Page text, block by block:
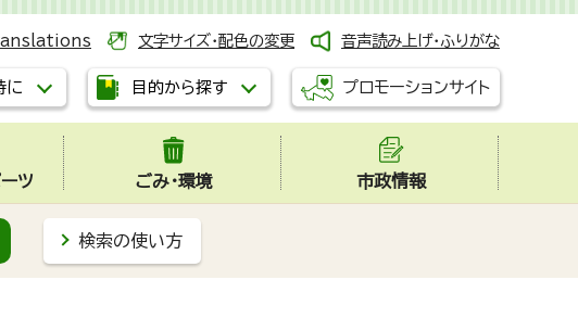
文字サイズ・配色の変更 音声読み上げ・ふりがな
に 目的から探す プロモーションサイト
ツ ごみ・環境 市政情報
検索の使い方